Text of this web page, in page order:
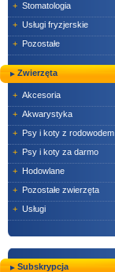
+ Stomatologia
+ Usługi fryzjerskie
+ Pozostałe
Zwierzęta
+ Akcesoria
+ Akwarystyka
+ Psy i koty z rodowodem
+ Psy i koty za darmo
+ Hodowlane
+ Pozostałe zwierzęta
+ Usługi
Subskrypcja